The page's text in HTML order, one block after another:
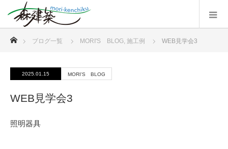
ブログ一覧 MORI'S BLOG, 施工例 WEB見学会3
2025.01.15 MORI'S BLOG
WEB見学会3
照明器具